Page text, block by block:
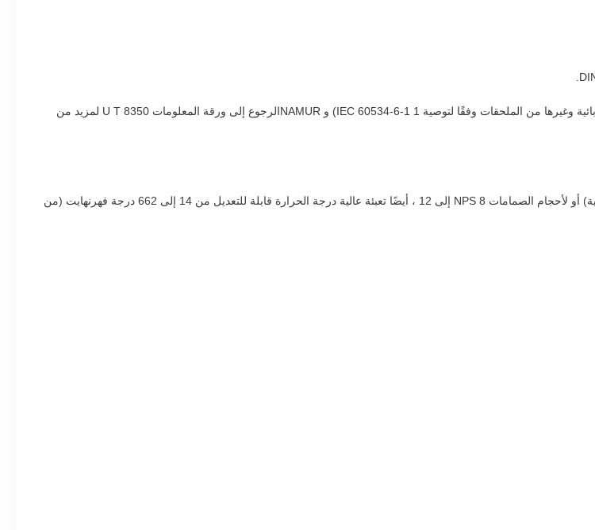
يمكن تجهيز صمامات التحكم بتصميمها الوحدوي بمجموعة متنوعة من الملحقات:الصمامات الكهربائية وغيرها من الملحقات وفقًا لتوصية IEC 60534-6-1 1) و NAMURالرجوع إلى ورقة المعلومات U T 8350 لمزيد من
النسخة القياسية لدرجات الحرارة من 14 إلى 428 درجة فهرنهايت (من 10 إلى + 220 درجة مئوية) أو لأحجام الصمامات NPS 8 إلى 12 ، أيضًا تعبئة عالية درجة الحرارة قابلة للتعديل من 14 إلى 662 درجة فهرنهايت (من